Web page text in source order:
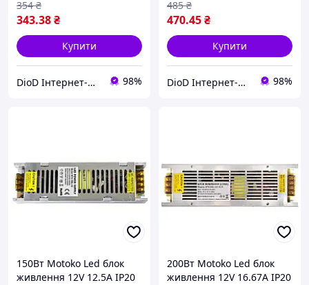
343.38₴
354 ₴
Купити
DioD Інтернет-магазин 98%
470.45₴
485 ₴
Купити
DioD Інтернет-магазин 98%
150Вт Motoko Led блок
живлення 12V 12.5A IP20
200Вт Motoko Led блок
живлення 12V 16.67A IP20